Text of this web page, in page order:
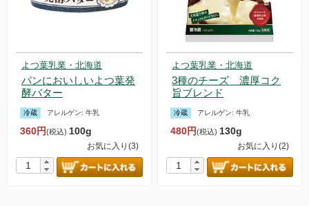
よつ葉乳業・北海道
パンにおいしいよつ葉発
酵バター
冷蔵 アレルゲン: 牛乳
360円(税込) 100g
お気に入り(3)
よつ葉乳業・北海道
3種のチーズ 濃厚コク
旨ブレンド
冷蔵 アレルゲン:牛乳
480円(税込) 130g
お気に入り(2)